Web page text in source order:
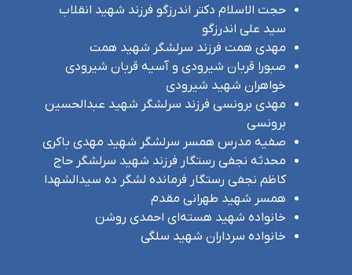
حجت الاسلام دکتر اندرزگو فرزند شهید انقلاب
سید علی اندرزگو
مهدی همت فرزند سرلشگر شهید همت
صبورا قربان شیرودی و آسیه قربان شیرودی
خواهران شهید شیرودی
مهدی برونسی فرزند سرلشگر شهید عبدالحسین
برونسی
صفیه مدرس همسر سرلشگر شهید مهدی باکری
محدثه نجفی رستگار فرزند شهید سرلشگر حاج
کاظم نجفی رستگار فرمانده لشگر ده سیدالشهدا
همسر شهید طهرانی مقدم
خانواده شهید هسته‌ای احمدی روشن
خانواده سرداران شهید سلگی